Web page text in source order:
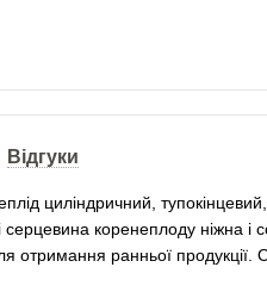
Відгуки
циліндричний,
коренеплоду ніжна і
отримання ранньої